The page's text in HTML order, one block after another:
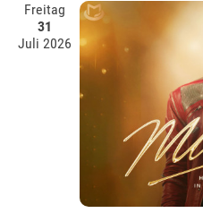
Freitag
31
Juli 2026